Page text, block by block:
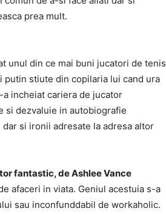
prea mult.
unul din ce mai buni jucatori de tenis
stiute din copilaria lui cand ura
incheiat cariera de jucator
si dezvaluie in autobiografie
si ironii adresate la adresa altor
fantastic, de Ashlee Vance
afaceri in viata. Geniul acestuia s-a
sau inconfunddabil de workaholic.